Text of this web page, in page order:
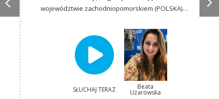
województwie zachodniopomorskiem (POLSKA)…
SŁUCHAJ TERAZ Beata
Użarowska